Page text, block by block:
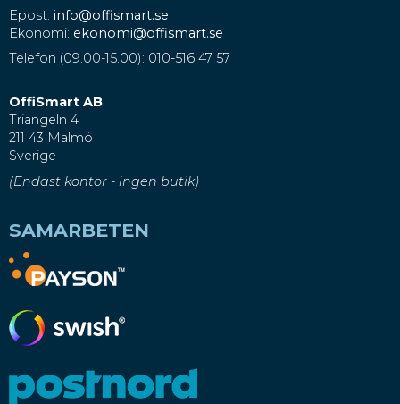
Epost: info@offismart.se
Ekonomi: ekonomi@offismart.se
Telefon (09.00-15.00): 010-516 47 57
OffiSmart AB
Triangeln 4
211 43 Malmö
Sverige
(Endast kontor - ingen butik)
SAMARBETEN